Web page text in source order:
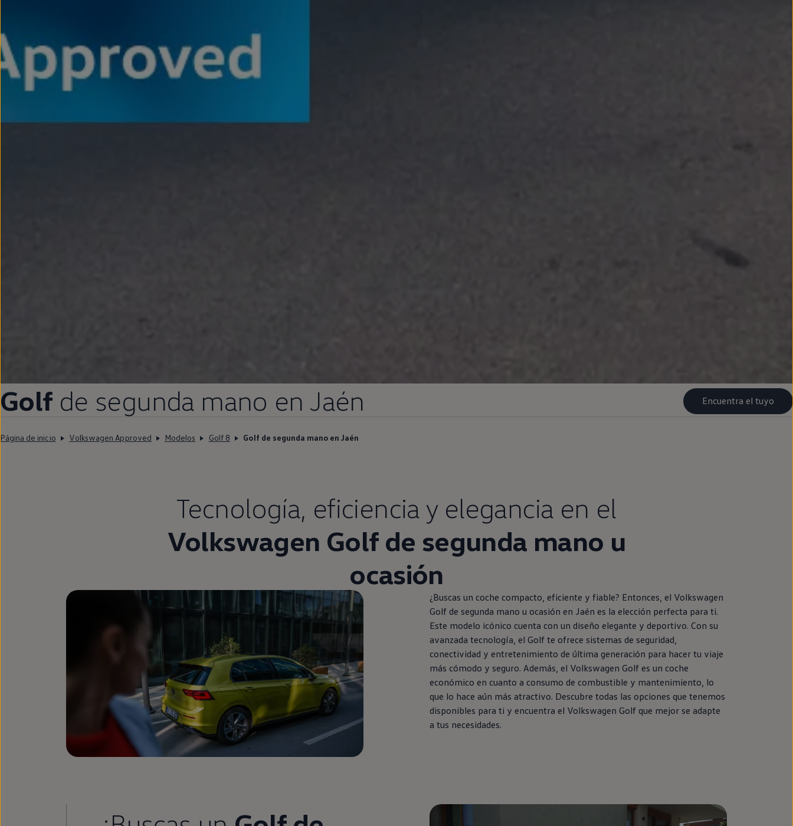
Golf de segunda mano en Jaén Encuentra el tuyo
Página de inicio Volkswagen Approved Modelos Golf 8 Golf de segunda mano en Jaén
Tecnología, eficiencia y elegancia en el
Volkswagen Golfde segunda mano u
ocasión
¿Buscas un coche compacto, eficiente y fiable? Entonces, el Volkswagen
Golfde segunda mano u ocasión en Jaén es la elección perfecta para ti.
Este modelo icónico cuenta con un diseño elegante y deportivo. Con su
avanzada tecnología, el Golfte ofrece sistemas de seguridad,
conectividad y entretenimiento de última generación para hacer tu viaje
más cómodo y seguro. Además, el Volkswagen Golfes un coche
económico en cuanto a consumo de combustible y mantenimiento, lo
que lo hace aún más atractivo. Descubre todas las opciones que tenemos
disponibles para ti y encuentra el Volkswagen Golfque mejor se adapte
a tus necesidades.